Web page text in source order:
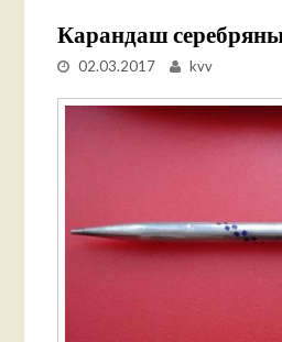
Карандаш
02.03.2017 kvv